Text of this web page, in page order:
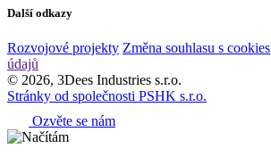
Další odkazy
Rozvojové projekty Změna souhlasu s cookies
údajů
© 2026, 3Dees Industries s.r.o.
Stránky od společnosti PSHK s.r.o.
Ozvěte se nám